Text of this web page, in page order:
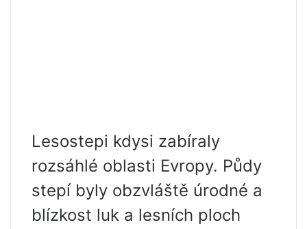
Lesostepi kdysi zabíraly
rozsáhlé oblasti Evropy. Půdy
stepí byly obzvláště úrodné a
blízkost luk a lesních ploch